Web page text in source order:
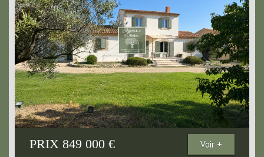
PRIX 849 000 € Voir +